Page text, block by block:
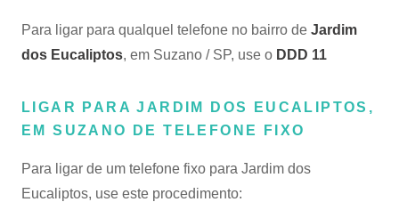
Para ligar para qualquel telefone no bairro de Jardim
dos Eucaliptos, em Suzano / SP, use o DDD 11
LIGAR PARA JARDIM DOS EUCALIPTOS,
EM SUZANO DE TELEFONE FIXO
Para ligar de um telefone fixo para Jardim dos
Eucaliptos, use este procedimento: